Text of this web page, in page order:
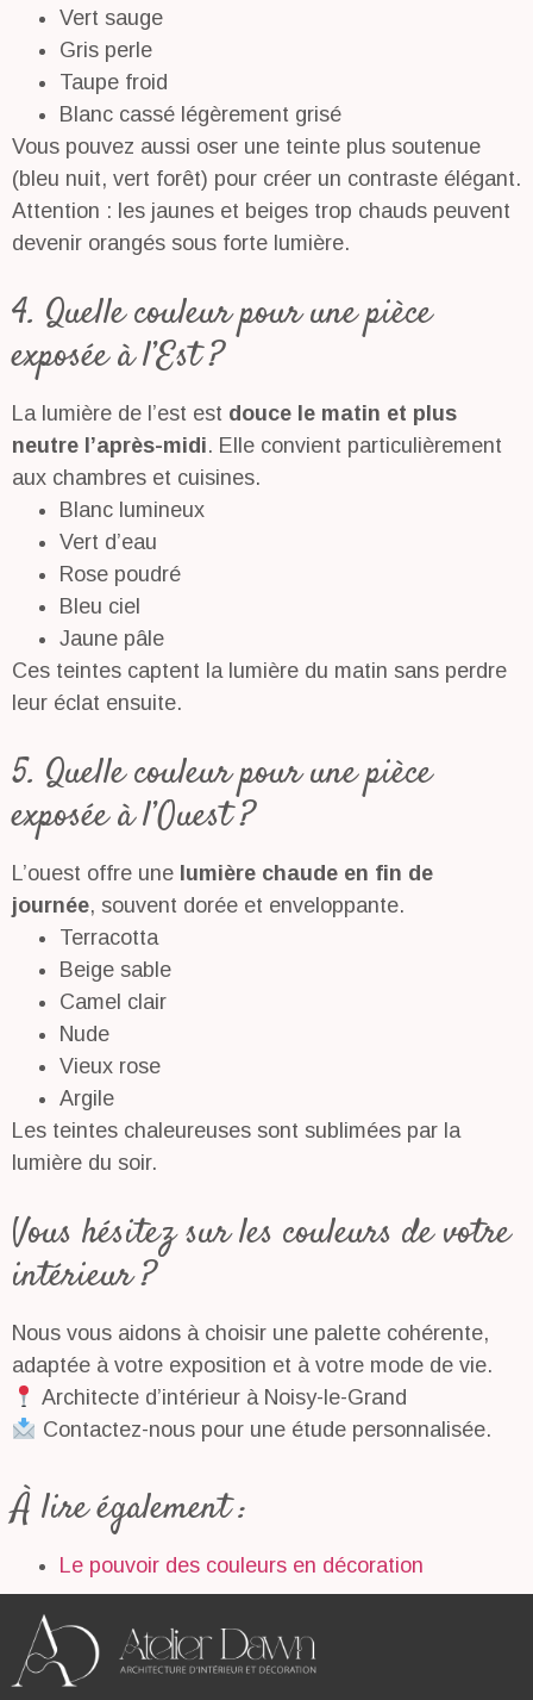
Vert sauge
Gris perle
Taupe froid
Blanc cassé légèrement grisé
Vous pouvez aussi oser une teinte plus soutenue
(bleu nuit, vert forêt) pour créer un contraste élégant.
Attention : les jaunes et beiges trop chauds peuvent
devenir orangés sous forte lumière.
4. Quelle couleur pour une pièce
exposée à l’Est ?
La lumière de l’est est douce le matin et plus
neutre l’après-midi. Elle convient particulièrement
aux chambres et cuisines.
Blanc lumineux
Vert d’eau
Rose poudré
Bleu ciel
Jaune pâle
Ces teintes captent la lumière du matin sans perdre
leur éclat ensuite.
5. Quelle couleur pour une pièce
exposée à l’Ouest ?
L’ouest offre une lumière chaude en fin de
journée, souvent dorée et enveloppante.
Terracotta
Beige sable
Camel clair
Nude
Vieux rose
Argile
Les teintes chaleureuses sont sublimées par la
lumière du soir.
Vous hésitez sur les couleurs de votre
intérieur ?
Nous vous aidons à choisir une palette cohérente,
adaptée à votre exposition et à votre mode de vie.
Architecte d’intérieur à Noisy-le-Grand
Contactez-nous pour une étude personnalisée.
À lire également :
Le pouvoir des couleurs en décoration